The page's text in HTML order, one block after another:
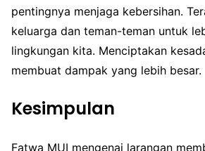
pentingnya menjaga kebersihan.
keluarga dan teman-teman untuk
lingkungan kita. Menciptakan
membuat dampak yang lebih besar.
Kesimpulan
Fatwa MUI mengenai larangan